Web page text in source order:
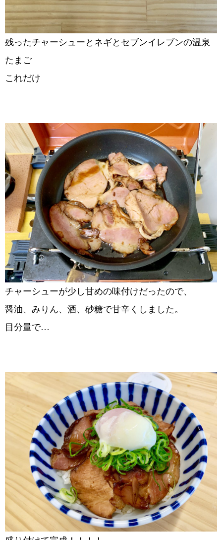
残ったチャーシューとネギとセブンイレブンの温泉
たまご
これだけ
チャーシューが少し甘めの味付けだったので、
醤油、みりん、酒、砂糖で甘辛くしました。
目分量で…